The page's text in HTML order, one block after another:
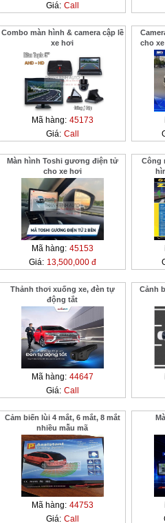
Giá: Call
Combo màn hình & camera cập lề
xe hơi
Mã hàng: 45173
Giá: Call
cho xe
Màn hình Toshi gương điện tử
cho xe hơi
Mã hàng: 45153
Giá: 13,500,000 đ
Công
Thảnh thơi xuống xe, đèn tự
động tắt
Mã hàng: 44647
Giá: Call
Cảnh
Cảm biến lùi 4 mắt, 6 mắt, 8 mắt
nhiều mẫu mã
Mã hàng: 44753
Giá: Call